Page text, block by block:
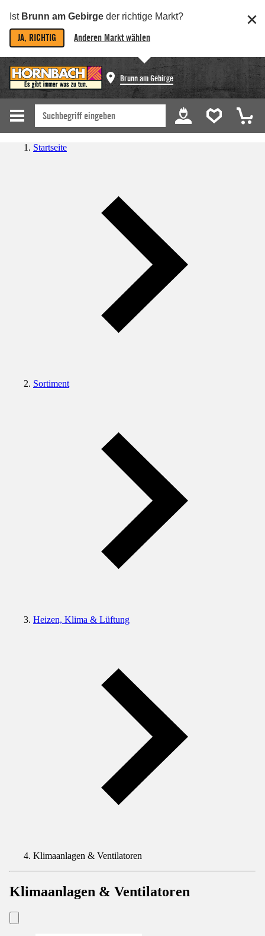
Ist Brunn am Gebirge der richtige Markt?
JA, RICHTIG Anderen Markt wählen
Brunn am Gebirge
Startseite
Sortiment
Heizen, Klima & Lüftung
Klimaanlagen & Ventilatoren
Klimaanlagen & Ventilatoren